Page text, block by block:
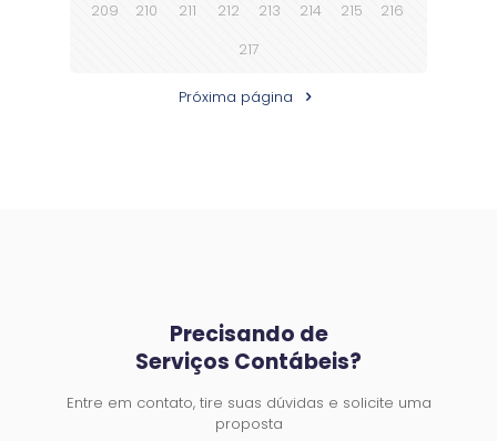
209
210 211 212 213 214 215
216
217
Próxima página
Precisando de
Serviços Contábeis?
Entre em contato, tire suas dúvidas e solicite uma
proposta